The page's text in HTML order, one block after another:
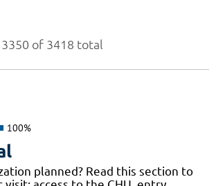
of 3418 total
100%
planned? Read this section to